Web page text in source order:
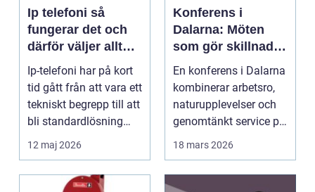
Ip telefoni så
fungerar det och
därför väljer allt
fler företag att byta
Ip-telefoni har på kort
tid gått från att vara ett
tekniskt begrepp till att
bli standardlösning
12 maj 2026
Konferens i
Dalarna: Möten
som gör skillnad i
hjärtat av sverige
En konferens i Dalarna
kombinerar arbetsro,
naturupplevelser och
genomtänkt service på
18 mars 2026